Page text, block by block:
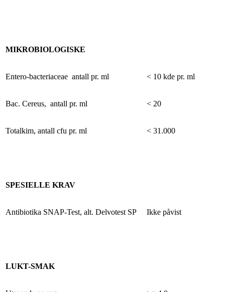
MIKROBIOLOGISKE
Entero-bacteriaceae antall pr. ml < 10 kde pr. ml
Bac. Cereus, antall pr. ml < 20
Totalkim, antall cfu pr. ml < 31.000
SPESIELLE KRAV
Antibiotika SNAP-Test, alt. Delvotest SP Ikke påvist
LUKT-SMAK